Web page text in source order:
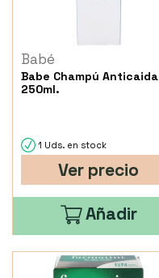
Babé
Babe Champú Anticaida
250ml.
1 Uds. en stock
Ver precio
Añadir